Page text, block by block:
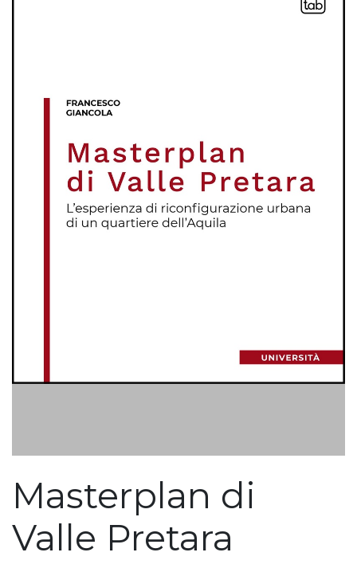
Masterplan di
Valle Pretara